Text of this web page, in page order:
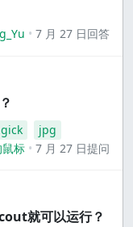
7 月 27 日回答
jpg
标
7 月 27 日提问
就可以运行？